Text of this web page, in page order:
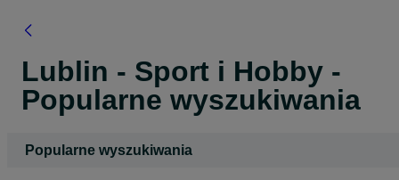
Lublin - Sport i Hobby -
Popularne wyszukiwania
Popularne wyszukiwania